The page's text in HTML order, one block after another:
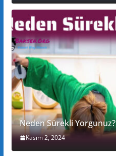
Neden Sürekli Yorgunuz?
Kasım 2, 2024